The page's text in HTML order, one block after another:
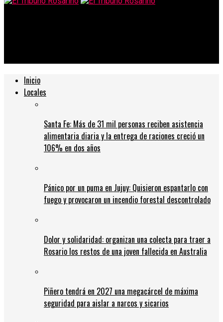
Inicio
Locales
Santa Fe: Más de 31 mil personas reciben asistencia
alimentaria diaria y la entrega de raciones creció un
106% en dos años
Pánico por un puma en Jujuy: Quisieron espantarlo con
fuego y provocaron un incendio forestal descontrolado
Dolor y solidaridad: organizan una colecta para traer a
Rosario los restos de una joven fallecida en Australia
Piñero tendrá en 2027 una megacárcel de máxima
seguridad para aislar a narcos y sicarios